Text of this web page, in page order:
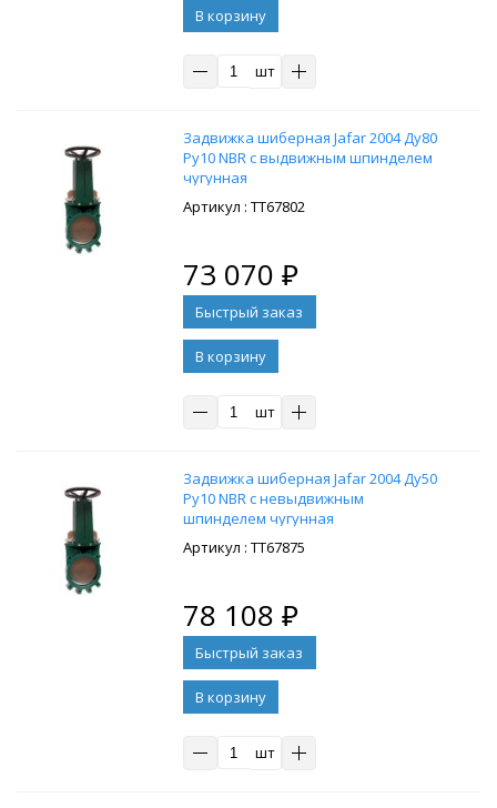
В корзину
шт
Задвижка шиберная Jafar 2004 Ду80
Ру10 NBR с выдвижным шпинделем
чугунная
: ТТ67802
73 070 ₽
В корзину
шт
Задвижка шиберная Jafar 2004 Ду50
Ру10 NBR с невыдвижным
шпинделем чугунная
: ТТ67875
78 108 ₽
В корзину
шт